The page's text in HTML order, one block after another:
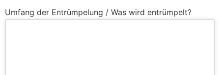
Umfang der Entrümpelung / Was wird entrümpelt?